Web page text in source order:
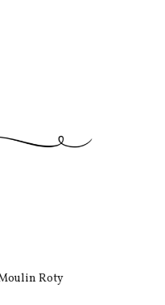
Roty